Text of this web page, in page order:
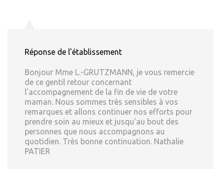
Réponse de l'établissement
Bonjour Mme L.-GRUTZMANN, je vous remercie
de ce gentil retour concernant
l'accompagnement de la fin de vie de votre
maman. Nous sommes très sensibles à vos
remarques et allons continuer nos efforts pour
prendre soin au mieux et jusqu'au bout des
personnes que nous accompagnons au
quotidien. Très bonne continuation. Nathalie
PATIER